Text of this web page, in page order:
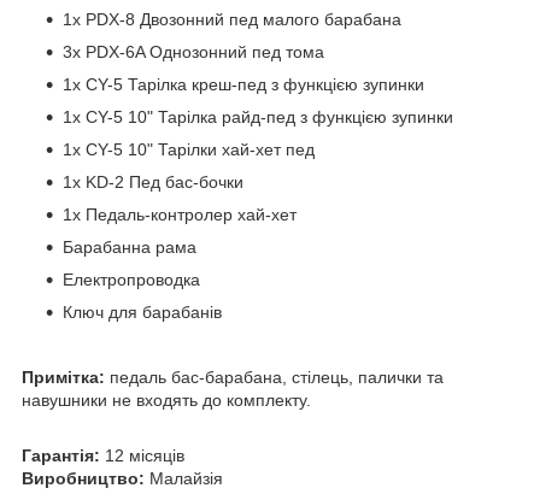
1x PDX-8 Двозонний пед малого барабана
3x PDX-6A Однозонний пед тома
1x CY-5 Тарілка креш-пед з функцією зупинки
1x CY-5 10" Тарілка райд-пед з функцією зупинки
1x CY-5 10" Тарілки хай-хет пед
1x KD-2 Пед бас-бочки
1x Педаль-контролер хай-хет
Барабанна рама
Електропроводка
Ключ для барабанів
Примітка: педаль бас-барабана, стілець, палички та
навушники не входять до комплекту.
Гарантія: 12 місяців
Виробництво: Малайзія